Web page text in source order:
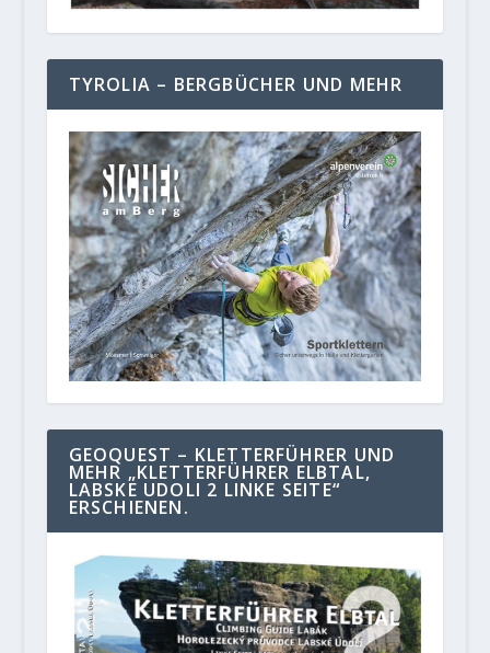
TYROLIA – BERGBÜCHER UND MEHR
GEOQUEST – KLETTERFÜHRER UND
MEHR „KLETTERFÜHRER ELBTAL,
LABSKE UDOLI 2 LINKE SEITE“
ERSCHIENEN.